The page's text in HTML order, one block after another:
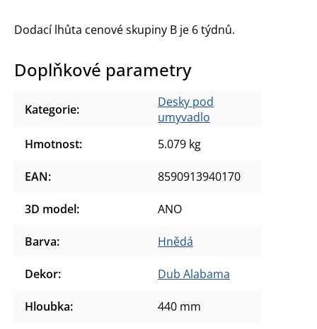
Dodací lhůta cenové skupiny B je 6 týdnů.
Doplňkové parametry
Kategorie:
Desky pod
umyvadlo
Hmotnost: 5.079 kg
EAN: 8590913940170
3D model: ANO
Barva: Hnědá
Dekor: Dub Alabama
Hloubka: 440 mm